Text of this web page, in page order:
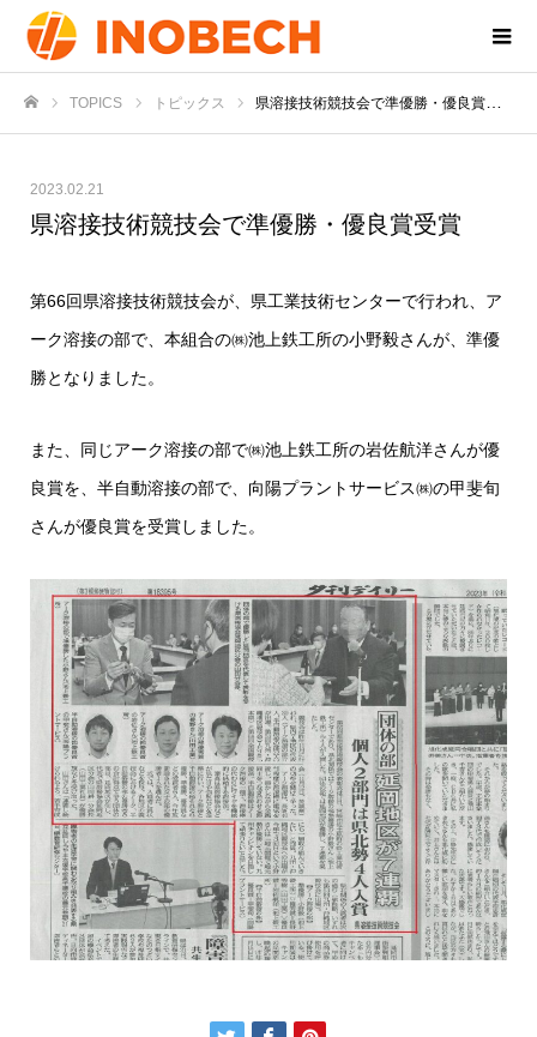
TOPICS トピックス 県溶接技術競技会で準優勝・優良賞受賞
2023.02.21
県溶接技術競技会で準優勝・優良賞受賞
第66回県溶接技術競技会が、県工業技術センターで行われ、ア
ーク溶接の部で、本組合の㈱池上鉄工所の小野毅さんが、準優
勝となりました。
また、同じアーク溶接の部で㈱池上鉄工所の岩佐航洋さんが優
良賞を、半自動溶接の部で、向陽プラントサービス㈱の甲斐旬
さんが優良賞を受賞しました。